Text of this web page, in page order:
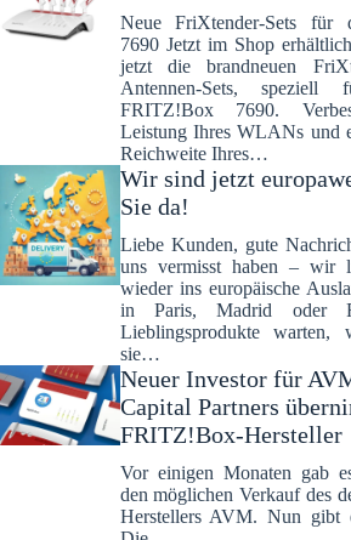
Neue FriXtender-Sets für
7690 Jetzt im Shop
jetzt die brandneuen
Antennen-Sets,
FRITZ!Box 7690.
Leistung Ihres WLANs und
Reichweite Ihres…
Wir sind jetzt
Sie da!
Liebe Kunden, gute
uns vermisst haben – wir
wieder ins europäische
in Paris, Madrid oder
Lieblingsprodukte
sie…
Neuer Investor für
Capital Partners
FRITZ!Box-Hersteller
Vor einigen Monaten gab
den möglichen Verkauf des
Herstellers AVM. Nun gibt